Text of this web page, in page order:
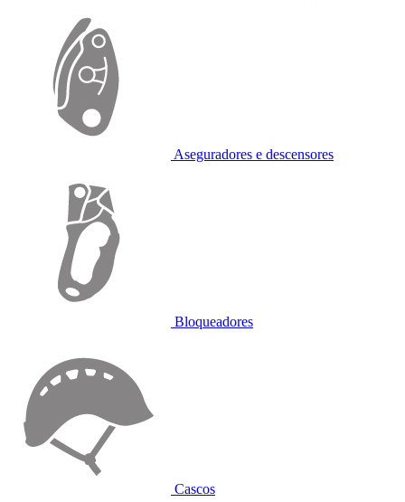
Aseguradores e descensores
Bloqueadores
Cascos